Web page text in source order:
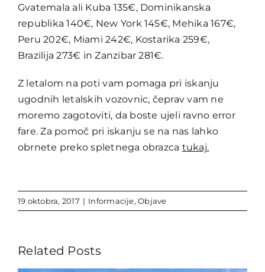
Gvatemala ali Kuba 135€, Dominikanska
republika 140€, New York 145€, Mehika 167€,
Peru 202€, Miami 242€, Kostarika 259€,
Brazilija 273€ in Zanzibar 281€.
Z letalom na poti vam pomaga pri iskanju
ugodnih letalskih vozovnic, čeprav vam ne
moremo zagotoviti, da boste ujeli ravno error
fare. Za pomoč pri iskanju se na nas lahko
obrnete preko spletnega obrazca tukaj.
19 oktobra, 2017 | Informacije,Objave
Related Posts